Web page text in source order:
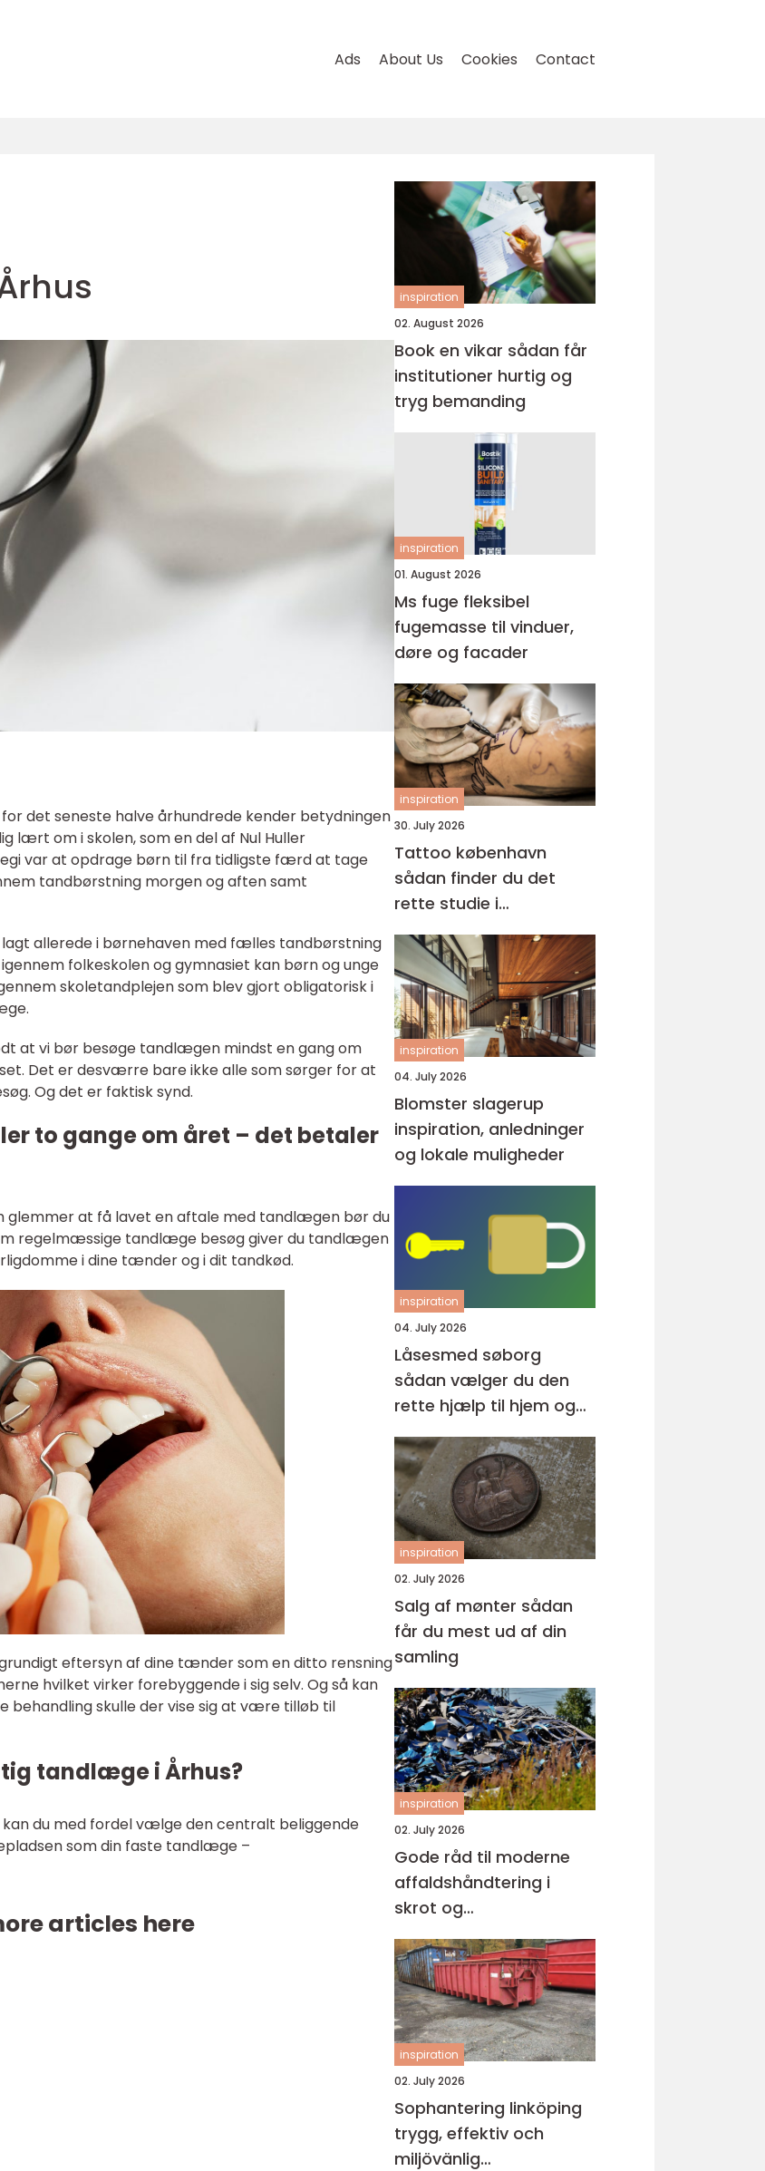
Ads About Us Cookies Contact
det seneste halve århundrede kender betydningen
lært om i skolen, som en del af Nul Huller
var at opdrage børn til fra tidligste færd at tage
tandbørstning morgen og aften samt
allerede i børnehaven med fælles tandbørstning
folkeskolen og gymnasiet kan børn og unge
skoletandplejen som blev gjort obligatorisk i
at vi bør besøge tandlægen mindst en gang om
Det er desværre bare ikke alle som sørger for at
Og det er faktisk synd.
to gange om året – det betaler
glemmer at få lavet en aftale med tandlægen bør du
regelmæssige tandlæge besøg giver du tandlægen
i dine tænder og i dit tandkød.
eftersyn af dine tænder som en ditto rensning
hvilket virker forebyggende i sig selv. Og så kan
skulle der vise sig at være tilløb til
tandlæge i Århus?
kan du med fordel vælge den centralt beliggende
som din faste tandlæge –
articles here
inspiration
02. August 2026
Book en vikar sådan får
institutioner hurtig og
tryg bemanding
inspiration
01. August 2026
Ms fuge fleksibel
fugemasse til vinduer,
døre og facader
inspiration
30. July 2026
Tattoo københavn
sådan finder du det
rette studie i
hovedstaden
inspiration
04. July 2026
Blomster slagerup
inspiration, anledninger
og lokale muligheder
inspiration
04. July 2026
Låsesmed søborg
sådan vælger du den
rette hjælp til hjem og
erhverv
inspiration
02. July 2026
Salg af mønter sådan
får du mest ud af din
samling
inspiration
02. July 2026
Gode råd til moderne
affaldshåndtering i
skrot og
affaldsbranchen
inspiration
02. July 2026
Sophantering linköping
trygg, effektiv och
miljövänlig